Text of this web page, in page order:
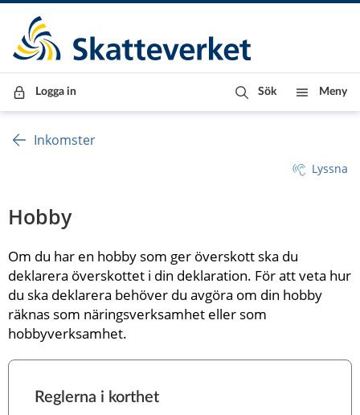
Till innehåll
Till navigationen
Till chattrobot
Logga in Sök Meny
Inkomster
Lyssna
Hobby
Om du har en hobby som ger överskott ska du
deklarera överskottet i din deklaration. För att veta hur
du ska deklarera behöver du avgöra om din hobby
räknas som näringsverksamhet eller som
hobbyverksamhet.
Reglerna i korthet